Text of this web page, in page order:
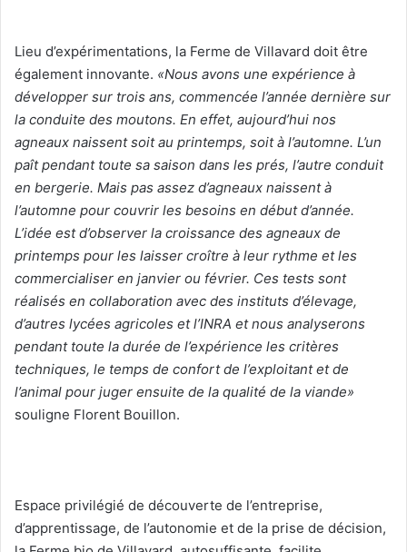
Lieu d’expérimentations, la Ferme de Villavard doit être
également innovante. «Nous avons une expérience à
développer sur trois ans, commencée l’année dernière sur
la conduite des moutons. En effet, aujourd’hui nos
agneaux naissent soit au printemps, soit à l’automne. L’un
paît pendant toute sa saison dans les prés, l’autre conduit
en bergerie. Mais pas assez d’agneaux naissent à
l’automne pour couvrir les besoins en début d’année.
L’idée est d’observer la croissance des agneaux de
printemps pour les laisser croître à leur rythme et les
commercialiser en janvier ou février. Ces tests sont
réalisés en collaboration avec des instituts d’élevage,
d’autres lycées agricoles et l’INRA et nous analyserons
pendant toute la durée de l’expérience les critères
techniques, le temps de confort de l’exploitant et de
l’animal pour juger ensuite de la qualité de la viande»
souligne Florent Bouillon.
Espace privilégié de découverte de l’entreprise,
d’apprentissage, de l’autonomie et de la prise de décision,